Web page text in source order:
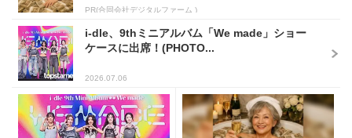
PR(合同会社デジタルファーム )
i-dle、9thミニアルバム「We made」ショー
ケースに出席！(PHOTO...
2026.07.06